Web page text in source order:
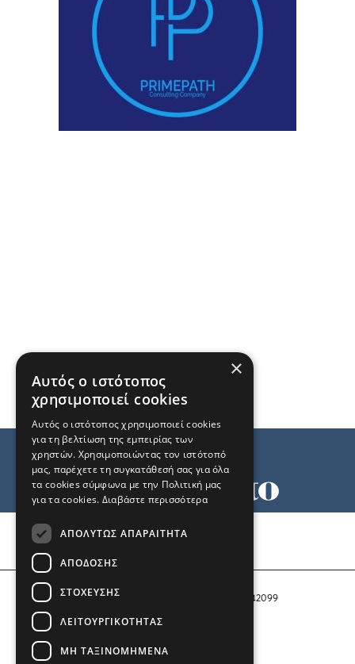
Αριθμός Πιστοποίησης Μ.Η.Τ. 242099
COPYRIGHT © 2026 Το Μανιφέστο
×
Αυτός ο ιστότοπος
χρησιμοποιεί cookies
Αυτός ο ιστότοπος χρησιμοποιεί cookies
για τη βελτίωση της εμπειρίας των
χρηστών. Χρησιμοποιώντας τον ιστότοπό
μας, παρέχετε τη συγκατάθεσή σας για όλα
τα cookies σύμφωνα με την Πολιτική μας
για τα cookies. Διαβάστε περισσότερα
ΑΠΟΛΎΤΩΣ ΑΠΑΡΑΊΤΗΤΑ
ΑΠΌΔΟΣΗΣ
ΣΤΌΧΕΥΣΗΣ
ΛΕΙΤΟΥΡΓΙΚΌΤΗΤΑΣ
ΜΗ ΤΑΞΙΝΟΜΗΜΈΝΑ